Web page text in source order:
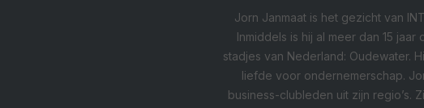
Jorn Janmaat is het gezicht van
Inmiddels is hij al meer dan 15
stadjes van Nederland: Oudewater.
liefde voor ondernemerschap.
business-clubleden uit zijn regio’s.